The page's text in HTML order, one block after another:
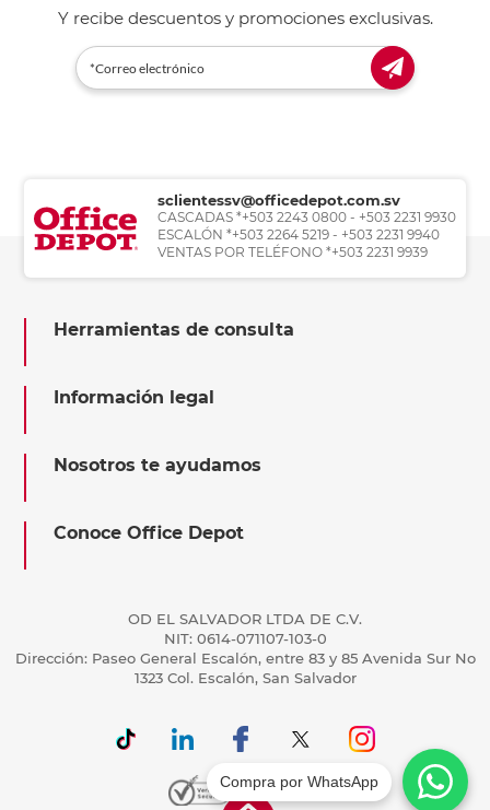
Y recibe descuentos y promociones exclusivas.
sclientessv@officedepot.com.sv
CASCADAS *+503 2243 0800 - +503 2231 9930
ESCALÓN *+503 2264 5219 - +503 2231 9940
VENTAS POR TELÉFONO *+503 2231 9939
Herramientas de consulta
Información legal
Nosotros te ayudamos
Conoce Office Depot
OD EL SALVADOR LTDA DE C.V.
NIT: 0614-071107-103-0
Dirección: Paseo General Escalón, entre 83 y 85 Avenida Sur No
1323 Col. Escalón, San Salvador
Compra por WhatsApp